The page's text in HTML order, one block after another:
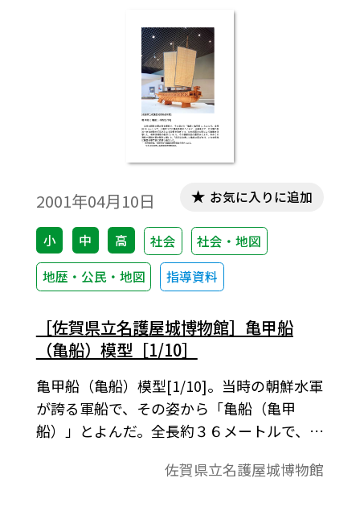
りは、戦闘機能に徹した亀甲船と対照的で
ある。ご注意：このPDFファイルのデータ
はセキュリティーがかかっていて、編集・
加工・印刷は禁止になっています｡閲覧専用
です。資料説明は、佐賀県立名護屋城博物館
総合案内による。
2001年04月10日
小 中 高 社会
社会・地図
地歴・公民・地図
指導資料
お気に入りに追加
［佐賀県立名護屋城博物館］亀甲船
（亀船）模型［1/10］
亀甲船（亀船）模型[1/10]。当時の朝鮮水軍
が誇る軍船で、その姿から「亀船（亀甲
船）」とよんだ。全長約３６メートルで、上
て、日本軍の戦法である鉄砲や切込みによ
佐賀県立名護屋城博物館